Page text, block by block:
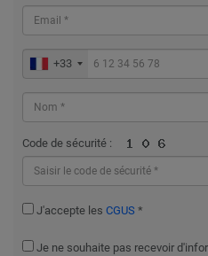
+33
Code de sécurité :
J'accepte les CGUS *
Je ne souhaite pas recevoir